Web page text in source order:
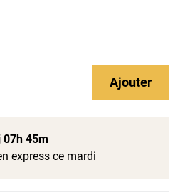
Ajouter
07h 45m
express ce mardi